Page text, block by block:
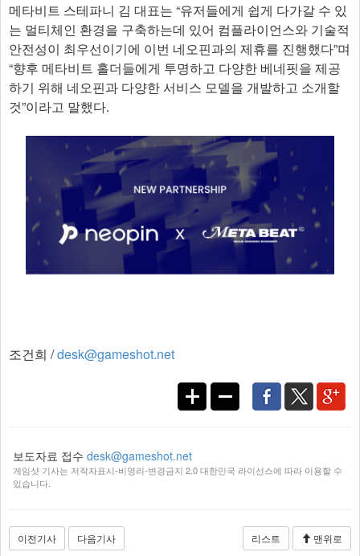
메타비트 스테파니 김 대표는 “유저들에게 쉽게 다가갈 수 있
는 멀티체인 환경을 구축하는데 있어 컴플라이언스와 기술적
안전성이 최우선이기에 이번 네오핀과의 제휴를 진행했다”며
“향후 메타비트 홀더들에게 투명하고 다양한 베네핏을 제공
하기 위해 네오핀과 다양한 서비스 모델을 개발하고 소개할
것”이라고 말했다.
조건희 /desk@gameshot.net
보도자료 접수 desk@gameshot.net
게임샷 기사는 저작자표시-비영리-변경금지 2.0 대한민국 라이선스에 따라 이용할 수
있습니다.
이전기사 다음기사 리스트 맨위로